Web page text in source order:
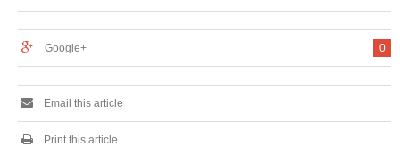
0
Google+
Email this article
Print this article